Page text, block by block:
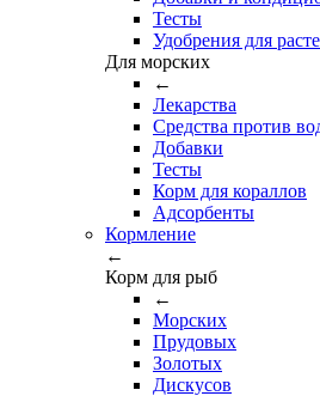
Тесты
Удобрения для
Для морских
←
Лекарства
Средства против
Добавки
Тесты
Корм для кораллов
Адсорбенты
Кормление
←
Корм для рыб
←
Морских
Прудовых
Золотых
Дискусов